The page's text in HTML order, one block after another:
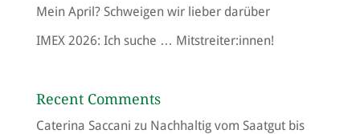
Mein April? Schweigen wir lieber darüber
IMEX 2026: Ich suche … Mitstreiter:innen!
Recent Comments
Caterina Saccani zu Nachhaltig vom Saatgut bis